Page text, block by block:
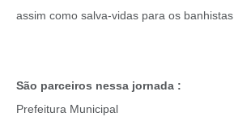
assim como salva-vidas para os banhistas.
São parceiros nessa jornada :
Prefeitura Municipal